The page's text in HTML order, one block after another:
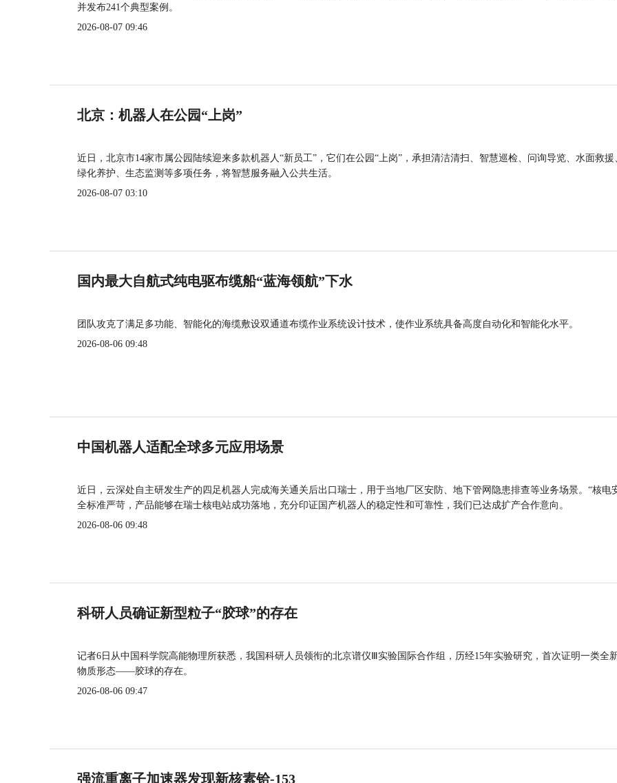
并发布241个典型案例。
2026-08-07 09:46
北京：机器人在公园“上岗”
近日，北京市14家市属公园陆续迎来多款机器人“新员工”，它们在公园“上岗”，承担清洁清扫、智慧巡检、问询导览、水面救援
绿化养护、生态监测等多项任务，将智慧服务融入公共生活。
2026-08-07 03:10
国内最大自航式纯电驱布缆船“蓝海领航”下水
团队攻克了满足多功能、智能化的海缆敷设双通道布缆作业系统设计技术，使作业系统具备高度自动化和智能化水平。
2026-08-06 09:48
中国机器人适配全球多元应用场景
近日，云深处自主研发生产的四足机器人完成海关通关后出口瑞士，用于当地厂区安防、地下管网隐患排查等业务场景。“核电
全标准严苛，产品能够在瑞士核电站成功落地，充分印证国产机器人的稳定性和可靠性，我们已达成扩产合作意向。
2026-08-06 09:48
科研人员确证新型粒子“胶球”的存在
记者6日从中国科学院高能物理所获悉，我国科研人员领衔的北京谱仪Ⅲ实验国际合作组，历经15年实验研究，首次证明一类全
物质形态——胶球的存在。
2026-08-06 09:47
强流重离子加速器发现新核素铪-153